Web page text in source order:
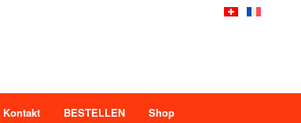
Kontakt BESTELLEN Shop